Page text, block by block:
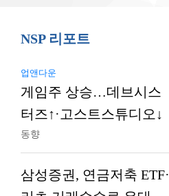
NSP 리포트
업앤다운
게임주 상승…데브시스
터즈↑·고스트스튜디오↓
동향
삼성증권, 연금저축 ETF·